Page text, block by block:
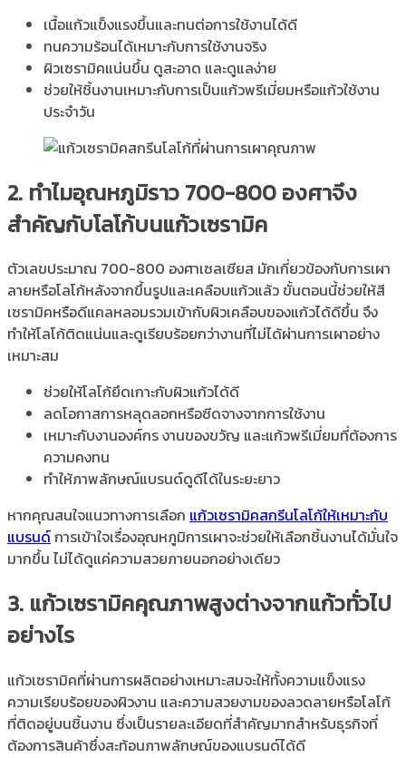
เนื้อแก้วแข็งแรงขึ้นและทนต่อการใช้งานได้ดี
ทนความร้อนได้เหมาะกับการใช้งานจริง
ผิวเซรามิคแน่นขึ้น ดูสะอาด และดูแลง่าย
ช่วยให้ชิ้นงานเหมาะกับการเป็นแก้วพรีเมี่ยมหรือแก้วใช้งาน
ประจำวัน
2. ทำไมอุณหภูมิราว 700-800 องศาจึง
สำคัญกับโลโก้บนแก้วเซรามิค
ตัวเลขประมาณ 700-800 องศาเซลเซียส มักเกี่ยวข้องกับการเผา
ลายหรือโลโก้หลังจากขึ้นรูปและเคลือบแก้วแล้ว ขั้นตอนนี้ช่วยให้สี
เซรามิคหรือดีแคลหลอมรวมเข้ากับผิวเคลือบของแก้วได้ดีขึ้น จึง
ทำให้โลโก้ติดแน่นและดูเรียบร้อยกว่างานที่ไม่ได้ผ่านการเผาอย่าง
เหมาะสม
ช่วยให้โลโก้ยึดเกาะกับผิวแก้วได้ดี
ลดโอกาสการหลุดลอกหรือซีดจางจากการใช้งาน
เหมาะกับงานองค์กร งานของขวัญ และแก้วพรีเมี่ยมที่ต้องการ
ความคงทน
ทำให้ภาพลักษณ์แบรนด์ดูดีได้ในระยะยาว
หากคุณสนใจแนวทางการเลือก แก้วเซรามิคสกรีนโลโก้ให้เหมาะกับ
แบรนด์การเข้าใจเรื่องอุณหภูมิการเผาจะช่วยให้เลือกชิ้นงานได้มั่นใจ
มากขึ้น ไม่ได้ดูแค่ความสวยภายนอกอย่างเดียว
3. แก้วเซรามิคคุณภาพสูงต่างจากแก้วทั่วไป
อย่างไร
แก้วเซรามิคที่ผ่านการผลิตอย่างเหมาะสมจะให้ทั้งความแข็งแรง
ความเรียบร้อยของผิวงาน และความสวยงามของลวดลายหรือโลโก้
ที่ติดอยู่บนชิ้นงาน ซึ่งเป็นรายละเอียดที่สำคัญมากสำหรับธุรกิจที่
ต้องการสินค้าซึ่งสะท้อนภาพลักษณ์ของแบรนด์ได้ดี